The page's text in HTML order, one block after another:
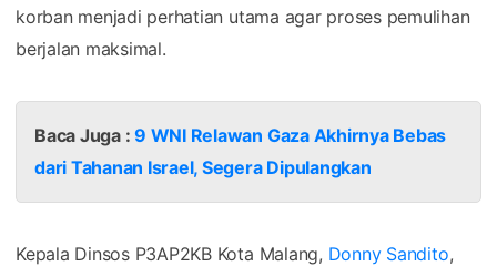
korban menjadi perhatian utama agar proses pemulihan
berjalan maksimal.
Baca Juga :9 WNI Relawan Gaza Akhirnya Bebas
dari Tahanan Israel, Segera Dipulangkan
Kepala Dinsos P3AP2KB Kota Malang, Donny Sandito,